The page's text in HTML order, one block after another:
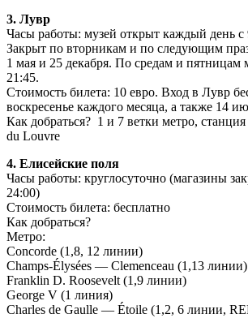
3. Лувр
Часы работы: музей открыт каждый день с
Закрыт по вторникам и по следующим
1 мая и 25 декабря. По средам и пятницам
21:45.
Стоимость билета: 10 евро. Вход в Лувр
воскресенье каждого месяца, а также 14
Как добраться? 1 и 7 ветки метро,
du Louvre
4. Елисейские поля
Часы работы: круглосуточно (магазины
24:00)
Стоимость билета: бесплатно
Как добраться?
Метро:
Concorde (1,8, 12 линии)
Champs-Élysées — Clemenceau (1,13 линии)
Franklin D. Roosevelt (1,9 линии)
George V (1 линия)
Charles de Gaulle — Étoile (1,2, 6 линии,